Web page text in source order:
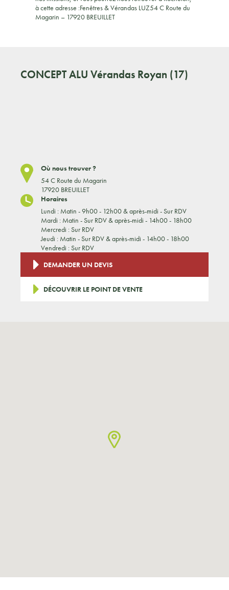
à cette adresse :Fenêtres & Vérandas LUZ54 C Route du
Magarin – 17920 BREUILLET
CONCEPT ALU Vérandas Royan (17)
Où nous trouver ?
54 C Route du Magarin
17920 BREUILLET
Horaires
Lundi : Matin - 9h00 - 12h00 & après-midi - Sur RDV
Mardi : Matin - Sur RDV & après-midi - 14h00 - 18h00
Mercredi : Sur RDV
Jeudi : Matin - Sur RDV & après-midi - 14h00 - 18h00
Vendredi : Sur RDV
DEMANDER UN DEVIS
DÉCOUVRIR LE POINT DE VENTE